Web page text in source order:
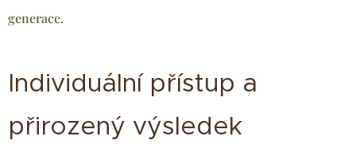
generace.
Individuální přístup a
přirozený výsledek